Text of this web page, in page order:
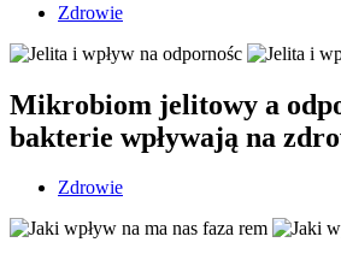
Zdrowie
Mikrobiom jelitowy a
bakterie wpływają na
Zdrowie